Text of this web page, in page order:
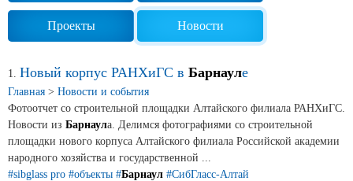
Работа в Sibglass
Новости и события
Продажа недвижимости
Продукция
Проекты Новости
1. Новый корпус РАНХиГС в Барнауле
Главная > Новости и события
Фотоотчет со строительной площадки Алтайского филиала РАНХиГС.
Новости из Барнаула. Делимся фотографиями со строительной
площадки нового корпуса Алтайского филиала Российской академии
народного хозяйства и государственной ...
#sibglass pro #объекты #Барнаул #СибГласс-Алтай